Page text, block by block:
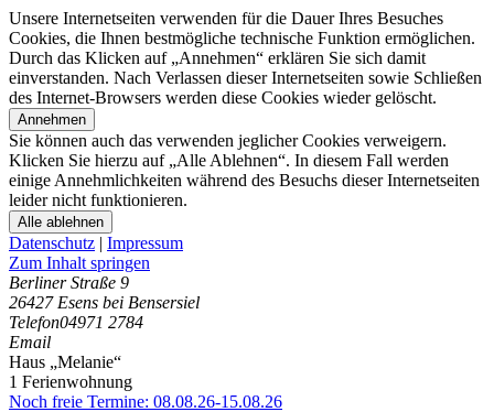
Unsere Internetseiten verwenden für die Dauer Ihres Besuches
Cookies, die Ihnen bestmögliche technische Funktion ermöglichen.
Durch das Klicken auf „Annehmen“ erklären Sie sich damit
einverstanden. Nach Verlassen dieser Internetseiten sowie Schließen
des Internet-Browsers werden diese Cookies wieder gelöscht.
Annehmen
Sie können auch das verwenden jeglicher Cookies verweigern.
Klicken Sie hierzu auf „Alle Ablehnen“. In diesem Fall werden
einige Annehmlichkeiten während des Besuchs dieser Internetseiten
leider nicht funktionieren.
Alle ablehnen
Datenschutz | Impressum
Zum Inhalt springen
Berliner Straße 9
26427 Esens bei Bensersiel
Telefon04971 2784
Email
Haus „Melanie“
1 Ferienwohnung
Noch freie Termine: 08.08.26-15.08.26